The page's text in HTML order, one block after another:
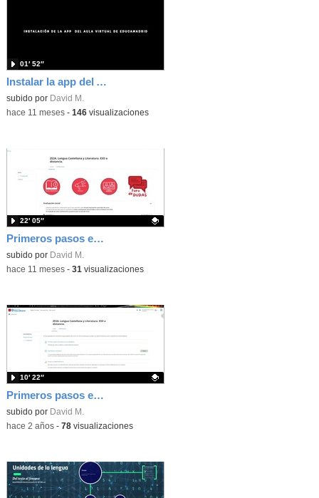
Instalar la app del Aula Virtual de Educamadrid
subido por David M.
01′ 52″
-hace 11 meses- 146visualizaciones
Primeros pasos en el aula virtual de Lengua Castellana y Literatura de la ESPAD
Contenido educativo.
subido por David M.
22′ 05″
-hace 11 meses- 31 visualizaciones
Primeros pasos en el aula virtual
Contenido educativo.
subido por David M.
10′ 22″
-hace 2 años- 78visualizaciones